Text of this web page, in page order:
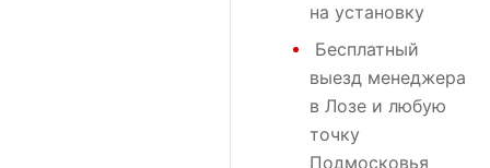
на установку
Бесплатный
выезд менеджера
в Лозе и любую
точку
Подмосковья